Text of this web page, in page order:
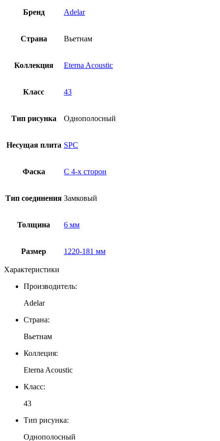
Бренд Adelar
Страна Вьетнам
Коллекция Eterna Acoustic
Класс 43
Тип рисунка Однополосный
Несущая плита SPC
Фаска С 4-x сторон
Тип соединения Замковый
Толщина 6 мм
Размер 1220-181 мм
Характеристики
Производитель:
Adelar
Страна:
Вьетнам
Коллеция:
Eterna Acoustic
Класс:
43
Тип рисунка:
Однополосный